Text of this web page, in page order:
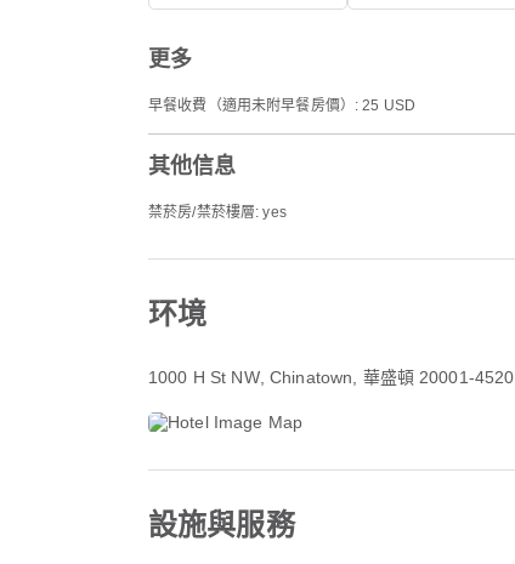
更多
早餐收費（適用未附早餐房價）: 25 USD
其他信息
禁菸房/禁菸樓層: yes
环境
1000 H St NW, Chinatown, 華盛頓 20001-4520
設施與服務